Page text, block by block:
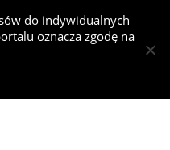
do indywidualnych
oznacza zgodę na